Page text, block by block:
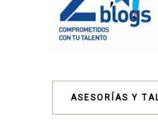
ASESORÍAS Y